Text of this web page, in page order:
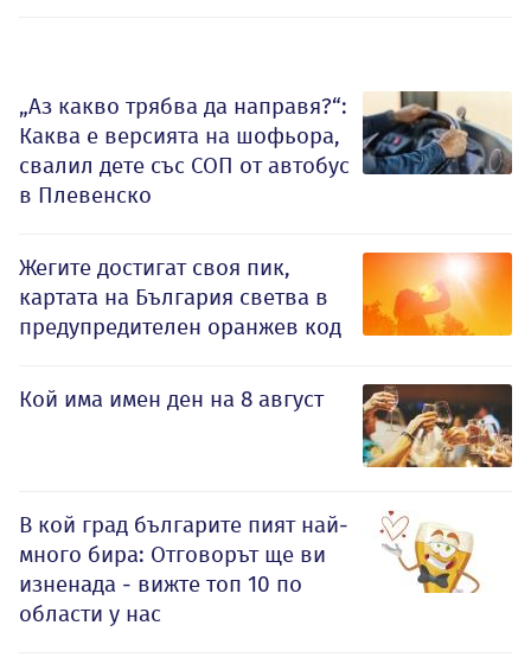
„Аз какво трябва да направя?“:
Каква е версията на шофьора,
свалил дете със СОП от автобус
в Плевенско
Жегите достигат своя пик,
картата на България светва в
предупредителен оранжев код
Кой има имен ден на 8 август
В кой град българите пият най-
много бира: Отговорът ще ви
изненада - вижте топ 10 по
области у нас